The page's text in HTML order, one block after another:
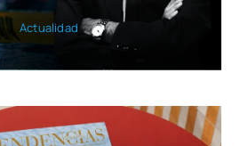
Actua­li­dad